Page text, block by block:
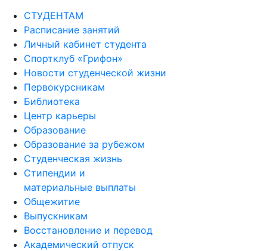
СТУДЕНТАМ
Расписание занятий
Личный кабинет студента
Спортклуб «Грифон»
Новости студенческой жизни
Первокурсникам
Библиотека
Центр карьеры
Образование
Образование за рубежом
Студенческая жизнь
Стипендии и
материальные выплаты
Общежитие
Выпускникам
Восстановление и перевод
Академический отпуск